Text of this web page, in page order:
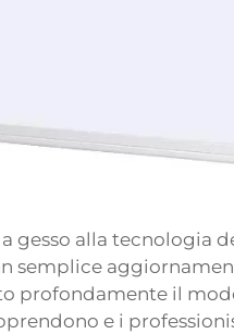
gesso alla tecnologia
semplice
profondamente il
e i